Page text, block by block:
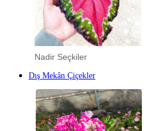
Nadir Seçkiler
Dış Mekân Çiçekler